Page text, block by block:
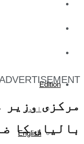
Edition
اردو
English
مرکزی وزیر
بالیاں کا